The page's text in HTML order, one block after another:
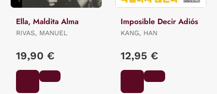
Ella, Maldita Alma
RIVAS, MANUEL
19,90 €
Imposible Decir Adiós
KANG, HAN
12,95 €